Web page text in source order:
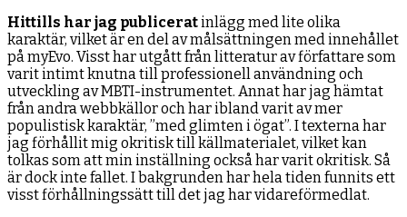
Hittills har jag publiceratinlägg med lite olika
karaktär, vilket är en del av målsättningen med innehållet
på myEvo. Visst har utgått från litteratur av författare som
varit intimt knutna till professionell användning och
utveckling av MBTI-instrumentet. Annat har jag hämtat
från andra webbkällor och har ibland varit av mer
populistisk karaktär, ”med glimten i ögat”. I texterna har
jag förhållit mig okritisk till källmaterialet, vilket kan
tolkas som att min inställning också har varit okritisk. Så
är dock inte fallet. I bakgrunden har hela tiden funnits ett
visst förhållningssätt till det jag har vidareförmedlat.